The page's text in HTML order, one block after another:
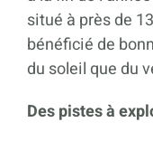
situé à près de
bénéficié de
du soleil que du
Des pistes à